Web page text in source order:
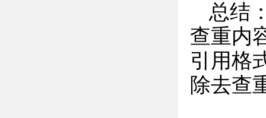
总结
查重内
引用格
除去查